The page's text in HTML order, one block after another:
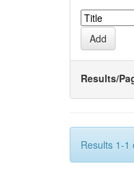
Results/
Results 1-1